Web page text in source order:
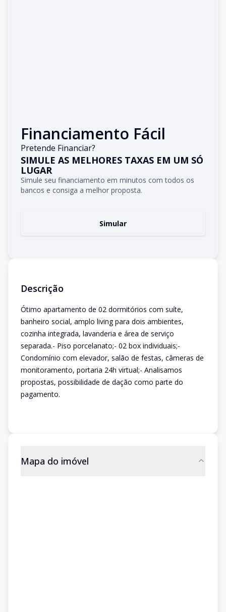
Financiamento Fácil
Pretende Financiar?
SIMULE AS MELHORES TAXAS EM UM SÓ
LUGAR
Simule seu financiamento em minutos com todos os
bancos e consiga a melhor proposta.
Simular
Descrição
Ótimo apartamento de 02 dormitórios com suíte,
banheiro social, amplo living para dois ambientes,
cozinha integrada, lavanderia e área de serviço
separada.- Piso porcelanato;- 02 box individuais;-
Condomínio com elevador, salão de festas, câmeras de
monitoramento, portaria 24h virtual;- Analisamos
propostas, possibilidade de dação como parte do
pagamento.
Mapa do imóvel